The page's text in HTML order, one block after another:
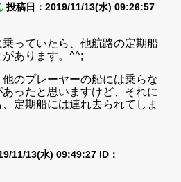
投稿日：2019/11/13(水) 09:26:57
っていたら、他航路の定期船
あります。^^;
のプレーヤーの船には乗らな
ったと思いますけど、それに
定期船には連れ去られてしま
11/13(水) 09:49:27 ID：